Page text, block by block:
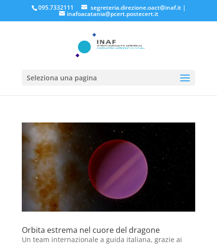
095.7332111 segreteria.direzione.oact@inaf.it|
inafoacatania@pcert.postecert.it
Seleziona una pagina
Orbita estrema nel cuore del dragone
Un team internazionale a guida italiana, grazie ai